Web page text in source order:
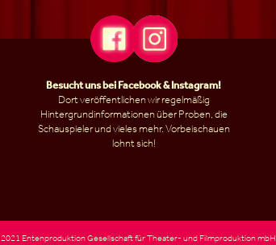
Besucht uns beiFacebook&Instagram!
Dort veröffentlichen wir regelmäßig
Hintergrundinformationen über Proben, die
Schauspieler und vieles mehr. Vorbeischauen
lohnt sich!
Entenproduktion Gesellschaft für Theater- und Filmproduktion mbH